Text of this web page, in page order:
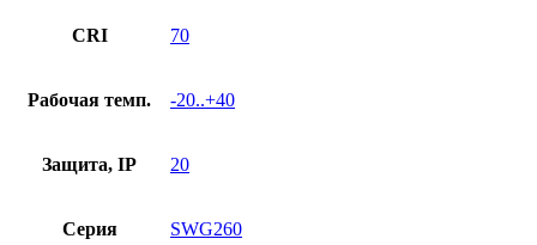
CRI 70
Рабочая темп. -20..+40
Защита, IP 20
Серия SWG260